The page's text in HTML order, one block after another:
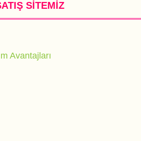
SİTEMİZ
Avantajları